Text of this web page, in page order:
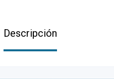
Descripción